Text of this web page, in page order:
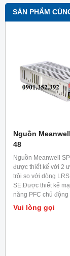
SẢN PHẨM
Nguồn
48
Nguồn Meanwell
được thiết kế với 2
trội so với dòng
SE.Được thiết kế
năng PFC chủ động
PF lớn hơn 0.93,
giới hạn dòng
Vui lòng gọi